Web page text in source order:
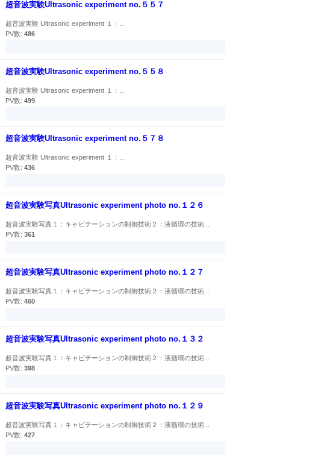
超音波実験Ultrasonic experiment no.５５７
超音波実験 Ultrasonic experiment １：...
PV数: 486
超音波実験Ultrasonic experiment no.５５８
超音波実験 Ultrasonic experiment １：...
PV数: 499
超音波実験Ultrasonic experiment no.５７８
超音波実験 Ultrasonic experiment １：...
PV数: 436
超音波実験写真Ultrasonic experiment photo no.１２６
超音波実験写真１：キャビテーションの制御技術２：液循環の技術...
PV数: 361
超音波実験写真Ultrasonic experiment photo no.１２７
超音波実験写真１：キャビテーションの制御技術２：液循環の技術...
PV数: 460
超音波実験写真Ultrasonic experiment photo no.１３２
超音波実験写真１：キャビテーションの制御技術２：液循環の技術...
PV数: 398
超音波実験写真Ultrasonic experiment photo no.１２９
超音波実験写真１：キャビテーションの制御技術２：液循環の技術...
PV数: 427